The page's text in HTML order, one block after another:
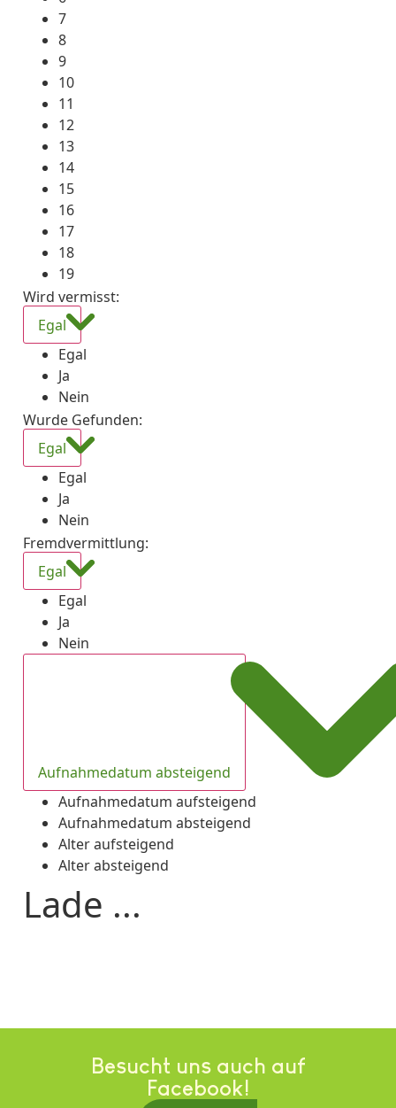
7
8
9
10
11
12
13
14
15
16
17
18
19
Wird vermisst:
Egal
Egal
Ja
Nein
Wurde Gefunden:
Egal
Egal
Ja
Nein
Fremdvermittlung:
Egal
Egal
Ja
Nein
Aufnahmedatum absteigend
Aufnahmedatum aufsteigend
Aufnahmedatum absteigend
Alter aufsteigend
Alter absteigend
Lade ...
Besucht uns auch auf
Facebook!